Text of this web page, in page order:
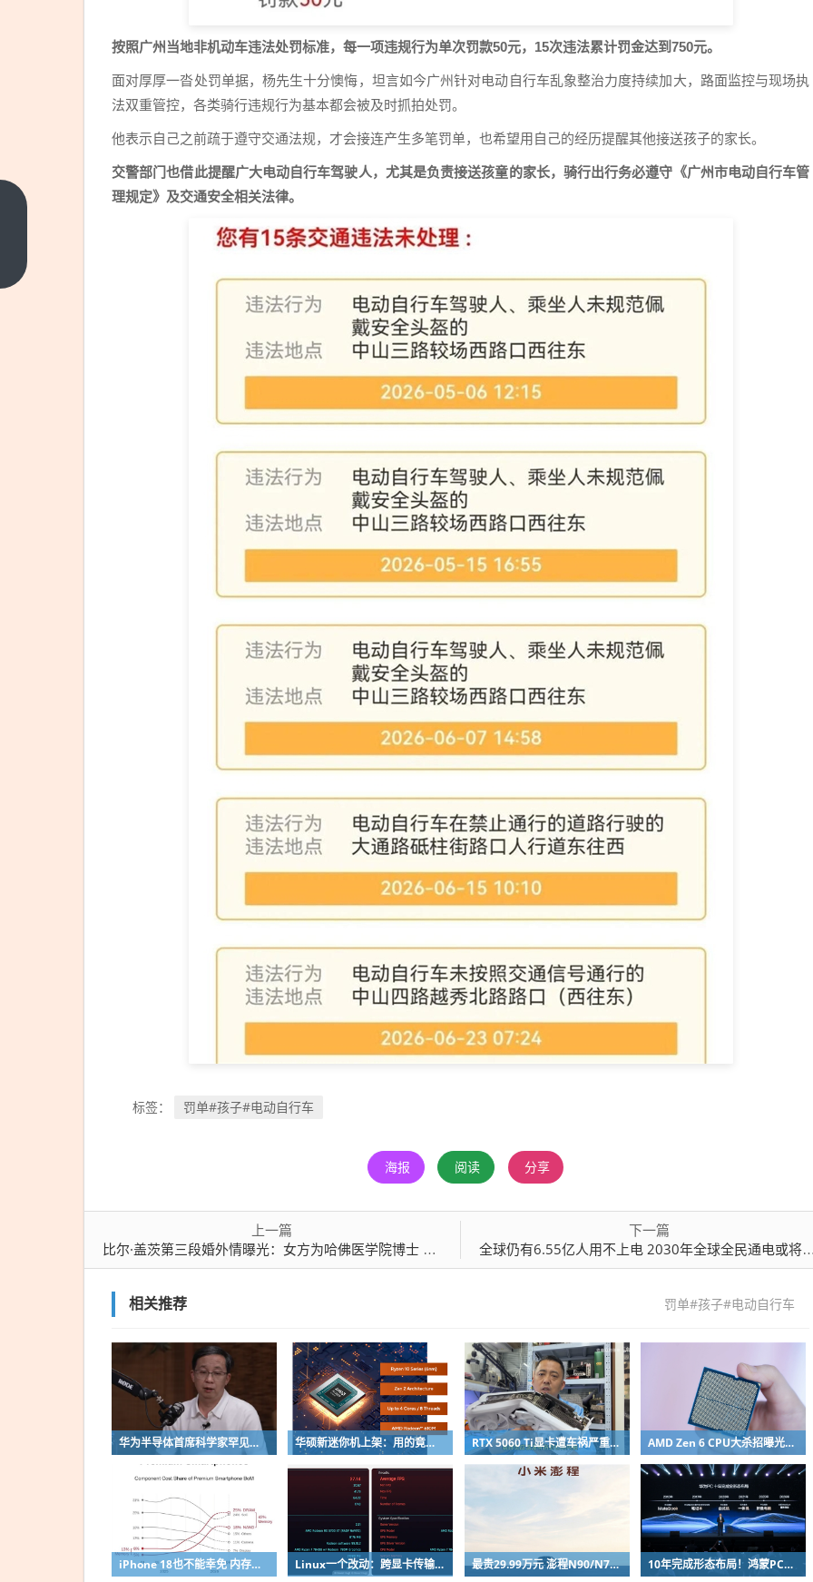
按照广州当地非机动车违法处罚标准，每一项违规行为单次罚款50元，15次违法累计罚金达到750元。
面对厚厚一沓处罚单据，杨先生十分懊悔，坦言如今广州针对电动自行车乱象整治力度持续加大，路面监控与现场执
法双重管控，各类骑行违规行为基本都会被及时抓拍处罚。
他表示自己之前疏于遵守交通法规，才会接连产生多笔罚单，也希望用自己的经历提醒其他接送孩子的家长。
交警部门也借此提醒广大电动自行车驾驶人，尤其是负责接送孩童的家长，骑行出行务必遵守《广州市电动自行车管
理规定》及交通安全相关法律。
标签： 罚单#孩子#电动自行车
海报 阅读 分享
上一篇
比尔·盖茨第三段婚外情曝光：女方为哈佛医学院博士 双方年龄相差20岁
下一篇
全球仍有6.55亿人用不上电 2030年全球全民通电或将落空
相关推荐 罚单#孩子#电动自行车
华为半导体首席科学家罕见露面：摩尔定律迭代逻辑已变 经济性早已停滞 华硕新迷你机上架：用的竟是AMD Zen 2改名老芯片！ RTX 5060 Ti显卡遭车祸严重变形：因PCB短未伤到核心成功修复 AMD Zen 6 CPU大杀招曝光：不再无脑全核拉满！
iPhone 18也不能幸免 内存、闪存吞噬手机利润：成本占到43% Linux一个改动：跨显卡传输性能涨超80%！ 最贵29.99万元 澎程N90/N70官宣后！雷军：要让小米汽车走出米粉圈 10年完成形态布局！鸿蒙PC使用时长已与华为传统架构Windows电脑持平